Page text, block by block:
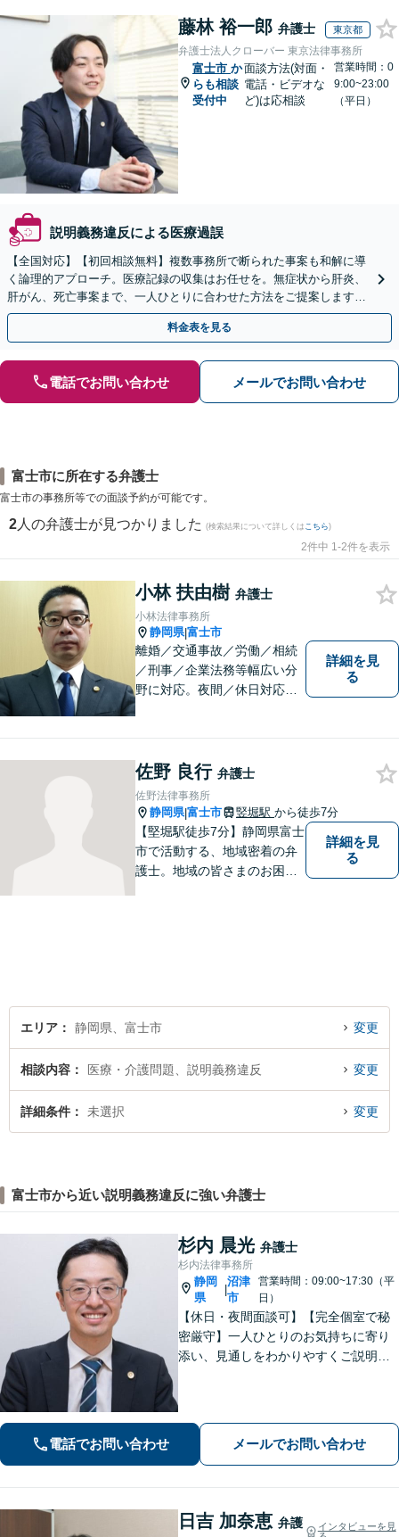
藤林 裕一郎 弁護士 東京都
弁護士法人クローバー 東京法律事務所
富士市 か
らも相談
受付中
面談方法(対面・
電話・ビデオな
ど)は応相談
営業時間：0
9:00~23:00
（平日）
説明義務違反による医療過誤
【全国対応】【初回相談無料】複数事務所で断られた事案も和解に導
く論理的アプローチ。医療記録の収集はお任せを。無症状から肝炎、
肝がん、死亡事案まで、一人ひとりに合わせた方法をご提案します。
手続きの負担を減らし、権利を守ります。
料金表を見る
電話でお問い合わせ メールでお問い合わせ
富士市に所在する弁護士
富士市の事務所等での面談予約が可能です。
2 人の弁護士が見つかりました (検索結果について詳しくは こちら)
2件中 1-2件を表示
小林 扶由樹 弁護士
小林法律事務所
静岡県|富士市
離婚／交通事故／労働／相続
／刑事／企業法務等幅広い分
野に対応。夜間／休日対応
詳細を見
る
佐野 良行 弁護士
佐野法律事務所
静岡県|富士市 竪堀駅 から徒歩7分
【堅堀駅徒歩7分】静岡県富士
市で活動する、地域密着の弁
護士。地域の皆さまのお困り
詳細を見
る
エリア 静岡県、富士市 変更
相談内容 医療・介護問題、説明義務違反 変更
詳細条件 未選択 変更
富士市から近い説明義務違反に強い弁護士
杉内 晨光 弁護士
杉内法律事務所
静岡
県
|
沼津
市
営業時間：09:00~17:30（平
日）
【休日・夜間面談可】【完全個室で秘
密厳守】一人ひとりのお気持ちに寄り
添い、見通しをわかりやすくご説明。
電話でお問い合わせ メールでお問い合わせ
日吉 加奈恵 弁護
インタビューを見